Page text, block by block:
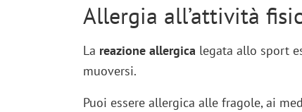
Allergia all’attività
La reazione allergica legata allo sport
muoversi.
Puoi essere allergica alle fragole, ai